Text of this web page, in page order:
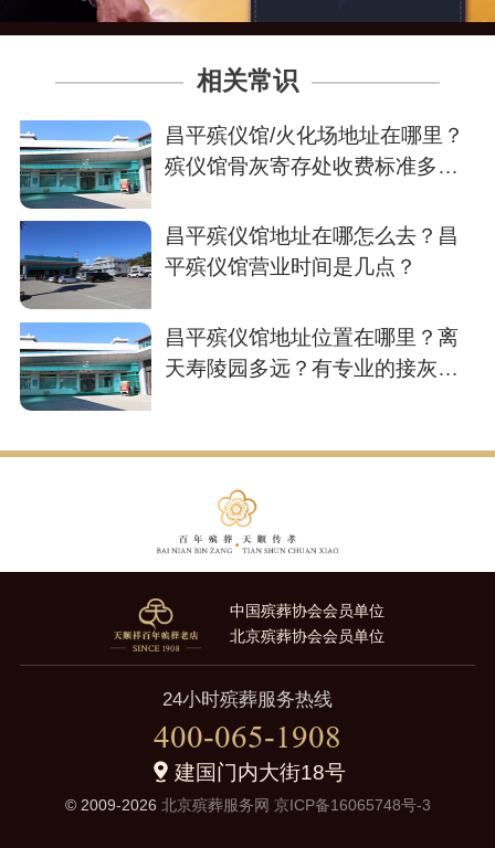
相关常识
昌平殡仪馆/火化场地址在哪里？
殡仪馆骨灰寄存处收费标准多
昌平殡仪馆地址在哪怎么去？昌
平殡仪馆营业时间是几点？
昌平殡仪馆地址位置在哪里？离
天寿陵园多远？有专业的接灰车
中国殡葬协会会员单位
北京殡葬协会会员单位
24小时殡葬服务热线
400-065-1908
建国门内大街18号
© 2009-2026 北京殡葬服务网 京ICP备16065748号-3